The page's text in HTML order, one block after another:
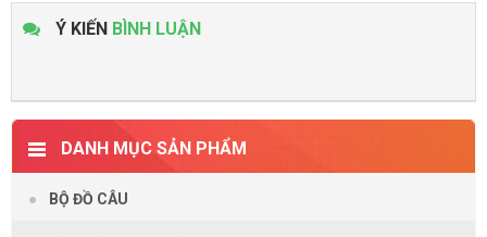
Ý KIẾN BÌNH LUẬN
DANH MỤC SẢN PHẨM
BỘ ĐỒ CÂU